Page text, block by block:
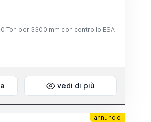
Ton per 3300 mm con controllo ESA
vedi di più
annuncio